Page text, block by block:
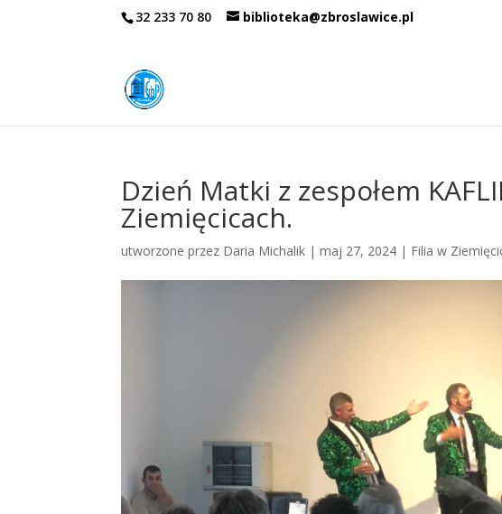
32 233 70 80 biblioteka@zbroslawice.pl
Dzień Matki z zespołem
Ziemięcicach.
utworzone przez Daria Michalik |maj 27, 2024 | Filia w